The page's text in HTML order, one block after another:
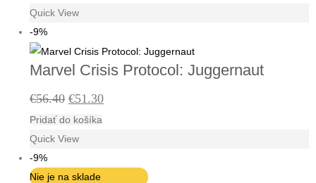
bola:
Quick View
-9%
Marvel Crisis Protocol: Juggernaut
€56.40 Pôvodná
cena
bola:
€56.40.
€51.30Aktuálna
€51.30.
Pridať do košíka
Quick View
-9%
Nie je na sklade